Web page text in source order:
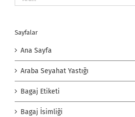
Sayfalar
Ana Sayfa
Araba Seyahat Yastığı
Bagaj Etiketi
Bagaj İsimliği